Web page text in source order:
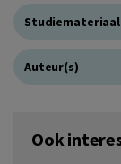
Studiemateriaal
Auteur(s)
Ook